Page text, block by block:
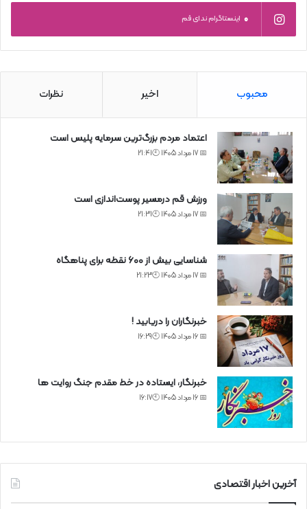
0 اینستاگرام ندای قم
محبوب اخیر نظرات
اعتماد مردم بزرگ‌ترین سرمایه پلیس است
📅 17 مرداد 1405 🕙21:41
ورزش قم درمسیر پوست‌اندازی است
📅 17 مرداد 1405 🕙21:31
شناسایی بیش از ۶۰۰ نقطه برای پناهگاه
📅 17 مرداد 1405 🕙21:23
خبرنگاران را دریابید !
📅 16 مرداد 1405 🕙16:29
خبرنگار، ایستاده در خط مقدم جنگ روایت ها
📅 16 مرداد 1405 🕙16:17
آخرین اخبار اقتصادی